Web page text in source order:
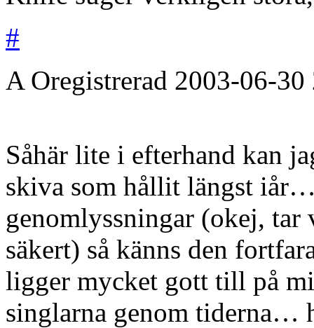
#
A Oregistrerad 2003-06-30
Såhär lite i efterhand kan
skiva som hållit längst
genomlyssningar (okej, tar
säkert) så känns den
ligger mycket gott till på
singlarna genom tiderna…